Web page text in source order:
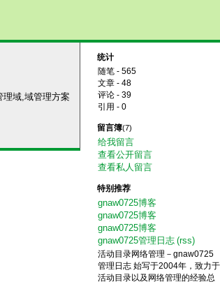
统计
随笔 - 565
文章 - 48
评论 - 39
引用 - 0
留言簿(7)
给我留言
查看公开留言
查看私人留言
特别推荐
gnaw0725博客
gnaw0725博客
gnaw0725博客
gnaw0725管理日志 (rss)
活动目录网络管理－gnaw0725
管理日志 始写于2004年，致力于
活动目录以及网络管理的经验总
域,域管理方案